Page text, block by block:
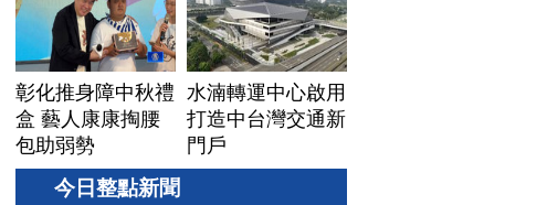
彰化推身障中秋禮
盒 藝人康康掏腰
包助弱勢
水湳轉運中心啟用
打造中台灣交通新
門戶
今日整點新聞